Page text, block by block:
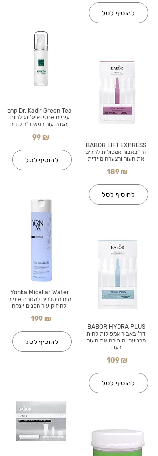
Dr. Kadir Green Tea קרם
עיניים אנטי-אייג'ינג לחות
והגנה עור רגיש ד"ר קדיר
99 ₪
להוסיף לסל
Yonka Micellar Water
מים מיסלרים להסרת איפור
ולחיזוק עור הפנים יונקה
199 ₪
להוסיף לסל
להוסיף לסל
BABOR LIFT EXPRESS
דר' באבור אמפולות להרים
את העור והצערה מיידית
189 ₪
להוסיף לסל
BABOR HYDRA PLUS
דר' באבור אמפולות לחות
מרגיעה ומותירה את העור
רענן
109 ₪
להוסיף לסל